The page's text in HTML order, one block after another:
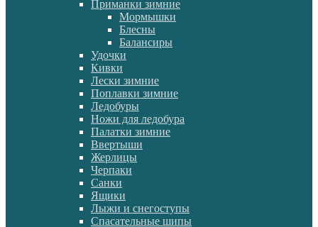
Приманки зимние
Мормышки
Блесны
Балансиры
Удочки
Кивки
Лески зимние
Поплавки зимние
Ледобуры
Ножи для ледобура
Палатки зимние
Ввертыши
Жерлицы
Черпаки
Санки
Ящики
Лыжи и снегоступы
Спасательные шипы